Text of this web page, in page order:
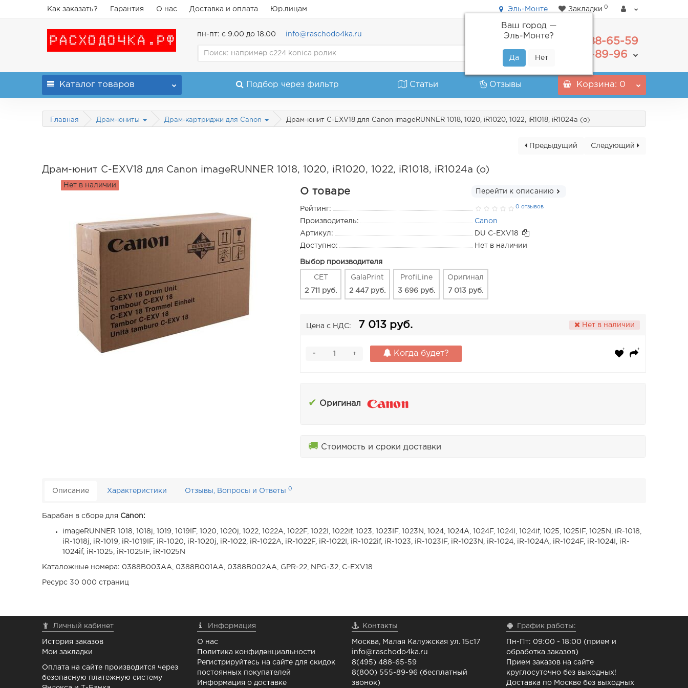
Как заказать? Гарантия О нас Доставка и оплата Юр.лицам Эль-Монте
Ваш город —
Эль-Монте?
Закладки 0
пн-пт: с 9.00 до 18.00 info@raschodo4ka.ru
488-65-59
+7(800) 555-89-96
Каталог товаров Подбор через фильтр Статьи Отзывы Корзина: 0
Главная Драм-юниты Драм-картриджи для Canon Драм-юнит C-EXV18 для Canon imageRUNNER 1018, 1020, iR1020, 1022, iR1018, iR1024a (o)
Следующий
Предыдущий
Драм-юнит C-EXV18 для Canon imageRUNNER 1018, 1020, iR1020, 1022, iR1018, iR1024a (o)
Нет в наличии
О товаре Перейти к описанию
Рейтинг: 0 отзывов
Производитель:
Canon
Артикул:
DU C-EXV18
Доступно:
Нет в наличии
Выбор производителя
CET
2 711 руб.
GalaPrint
2 447 руб.
ProfiLine
3 696 руб.
Оригинал
7 013 руб.
Цена с НДС: 7 013 руб. Нет в наличии
+
- Когда будет?
✔ Оригинал
🚚 Стоимость и сроки доставки
Описание Характеристики Отзывы, Вопросы и Ответы0
Барабан в сборе для Canon:
imageRUNNER 1018, 1018j, 1019, 1019IF, 1020, 1020j, 1022, 1022A, 1022F, 1022I, 1022if, 1023, 1023IF, 1023N, 1024, 1024A, 1024F, 1024I, 1024if, 1025, 1025IF, 1025N,
iR-1018,
iR-1018j, iR-1019, iR-1019IF, iR-1020, iR-1020j, iR-1022, iR-1022A, iR-1022F, iR-1022I, iR-1022if, iR-1023, iR-1023IF, iR-1023N, iR-1024, iR-1024A, iR-1024F, iR-1024I, iR-
1024if, iR-1025, iR-1025IF, iR-1025N
Каталожные номера: 0388B003AA, 0388B001AA, 0388B002AA, GPR-22, NPG-32, C-EXV18
Ресурс 30 000 страниц
Личный кабинет
История заказов
Мои закладки
Оплата на сайте производится через
безопасную платежную систему
Информация
О нас
Политика конфиденциальности
Регистрируйтесь на сайте для скидок
постоянных покупателей
Информация о доставке
Контакты
Москва, Малая Калужская ул. 15с17
info@raschodo4ka.ru
8(495) 488-65-59
8(800) 555-89-96 (бесплатный
звонок)
График работы:
Пн-Пт: 09:00 - 18:00 (прием и
обработка заказов)
Прием заказов на сайте
круглосуточно без выходных!
Доставка по Москве без выходных